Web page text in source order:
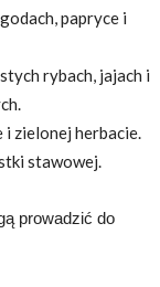
papryce i
rybach, jajach i
zielonej herbacie.
stawowej.
prowadzić do